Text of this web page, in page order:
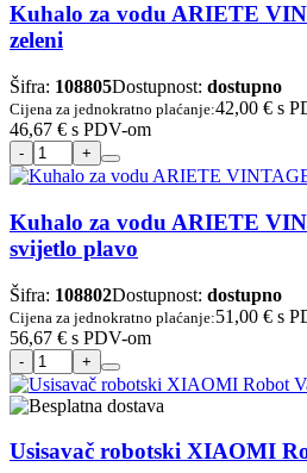
Kuhalo za vodu ARIETE
zeleni
Šifra: 108805Dostupnost: dostupno
Cijena za jednokratno plaćanje:42,00 € s
46,67 € s PDV-om
Kuhalo za vodu ARIETE
svijetlo plavo
Šifra: 108802Dostupnost: dostupno
Cijena za jednokratno plaćanje:51,00 € s
56,67 € s PDV-om
Usisavač robotski XIAOMI